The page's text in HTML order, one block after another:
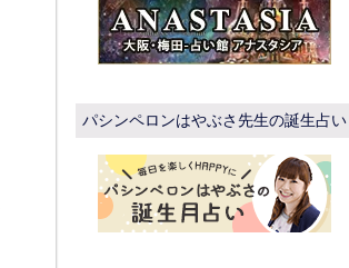
パシンペロンはやぶさ先生の誕生占い